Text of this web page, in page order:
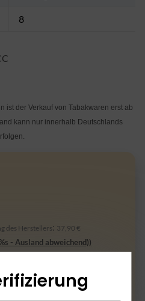
8
ist der Verkauf von Tabakwaren erst ab
kann nur innerhalb Deutschlands
des Herstellers: 37,90 €
- Ausland abweichend))
Frage zum Artikel